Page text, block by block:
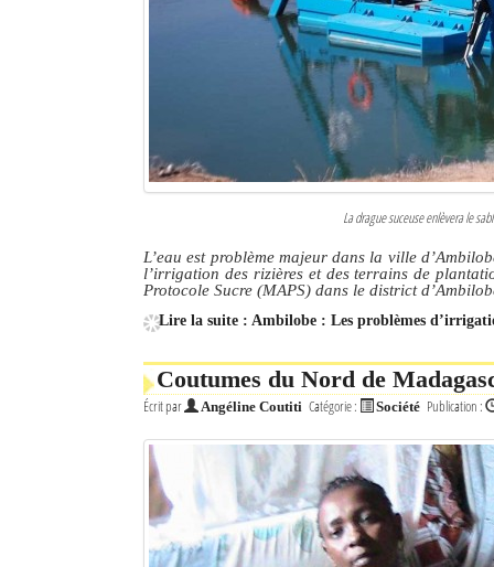
La drague suceuse enlèvera le
L’eau est problème majeur dans la ville
l’irrigation des rizières et des terrains de
Protocole Sucre (MAPS) dans le district
Lire la suite : Ambilobe : Les problèmes
Coutumes du Nord de
Écrit par Angéline Coutiti Catégorie : Société Publication :